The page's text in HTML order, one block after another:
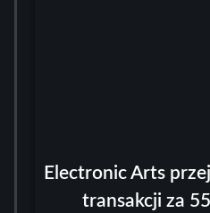
Electronic Arts
transakcji za